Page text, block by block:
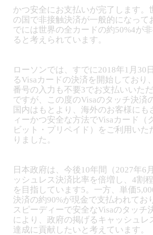
かつ安全にお支払いが完了します。
の国で非接触決済が一般的になって
でには世界の全カードの約50%4が
ると考えられています。
ローソンでは、すでに2018年1月30
るVisaカードの決済を開始しており
番号の入力も不要3でお支払いいた
ですが、この度のVisaのタッチ決済
国内はもとより、海外のお客様にも
ィーかつ安全な方法でVisaカード（
ビット・プリペイド）をご利用いた
りました。
日本政府は、今後10年間（2027年6
ッシュレス決済比率を倍増し、4割
を目指しています5。一方、単価
決済の約90%が現金で支払われてお
スピーディーで安全なVisaのタッチ
により、政府の掲げるキャッシュレ
達成に貢献したいと考えています。